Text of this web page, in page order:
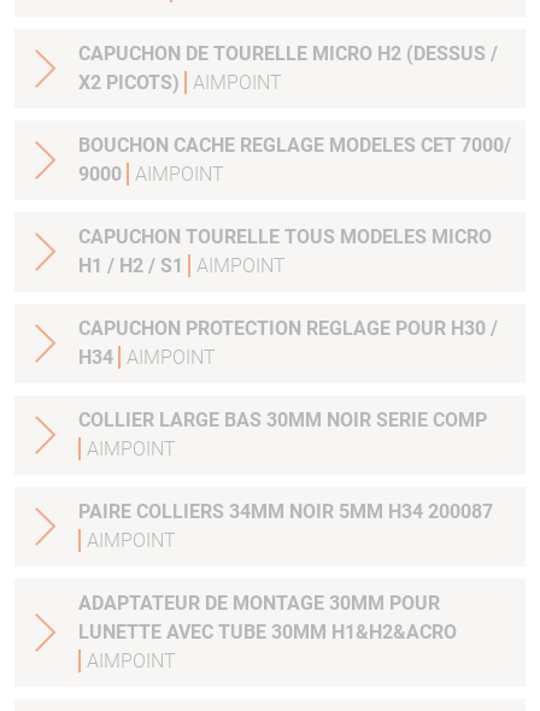
CAPUCHON DE TOURELLE MICRO H2 (DESSUS /
X2 PICOTS)
AIMPOINT
BOUCHON CACHE REGLAGE MODELES CET 7000/
9000 AIMPOINT
CAPUCHON TOURELLE TOUS MODELES MICRO
H1 / H2 / S1
AIMPOINT
CAPUCHON PROTECTION REGLAGE POUR H30 /
H34 AIMPOINT
COLLIER LARGE BAS 30MM NOIR SERIE COMP
AIMPOINT
PAIRE COLLIERS 34MM NOIR 5MM H34 200087
AIMPOINT
ADAPTATEUR DE MONTAGE 30MM POUR
LUNETTE AVEC TUBE 30MM H1&H2&ACRO
AIMPOINT